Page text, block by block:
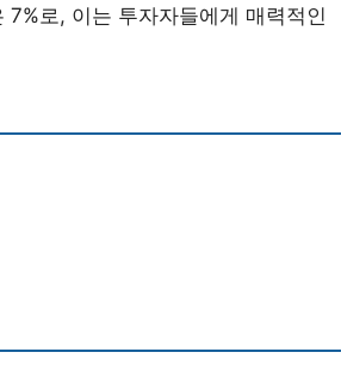
로, 이는 투자자들에게 매력적인